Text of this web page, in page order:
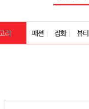
리 패션 잡화 뷰티